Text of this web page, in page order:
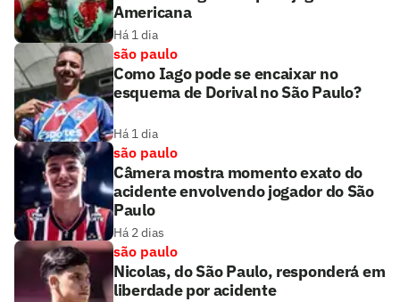
Americana
Há 1 dia
são paulo
Como Iago pode se encaixar no
esquema de Dorival no São Paulo?
Há 1 dia
são paulo
Câmera mostra momento exato do
acidente envolvendo jogador do São
Paulo
Há 2 dias
são paulo
Nicolas, do São Paulo, responderá em
liberdade por acidente